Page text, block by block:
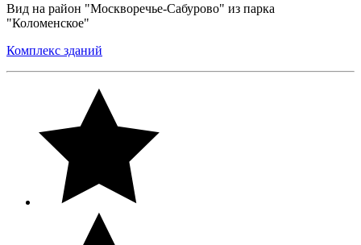
Вид на район "Москворечье-Сабурово" из парка
"Коломенское"
Комплекс зданий